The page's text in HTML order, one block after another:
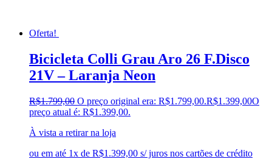
Oferta!
Bicicleta Colli Grau Aro 26 F.Disco
21V – Laranja Neon
R$1.799,00 O preço original era: R$1.799,00.R$1.399,00O
preço atual é: R$1.399,00.
À vista a retirar na loja
ou em até 1x de R$1.399,00 s/ juros nos cartões de crédito